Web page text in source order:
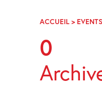
NavigationACCUEIL > EVENTS
0